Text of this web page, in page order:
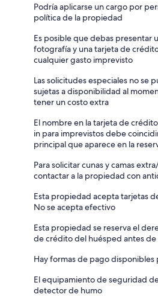
Podría aplicarse un cargo por
política de la propiedad
Es posible que debas presentar
fotografía y una tarjeta de
cualquier gasto imprevisto
Las solicitudes especiales no se
sujetas a disponibilidad al
tener un costo extra
El nombre en la tarjeta de
in para imprevistos debe
principal que aparece en la
Para solicitar cunas y camas
contactar a la propiedad con
Esta propiedad acepta tarjetas
No se acepta efectivo
Esta propiedad se reserva el
de crédito del huésped antes de
Hay formas de pago
El equipamiento de seguridad
detector de humo